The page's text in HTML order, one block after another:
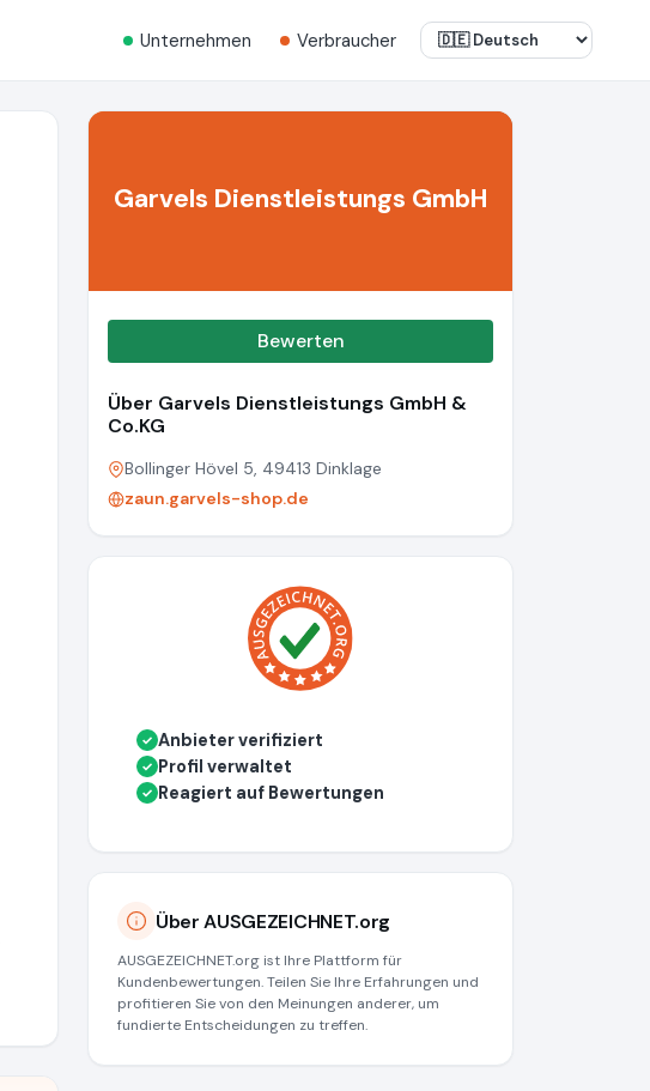
Unternehmen Verbraucher
Garvels Dienstleistungs GmbH
Bewerten
Über Garvels Dienstleistungs GmbH &
Co.KG
Bollinger Hövel 5, 49413 Dinklage
zaun.garvels-shop.de
✓ Anbieter verifiziert
✓ Profil verwaltet
✓ Reagiert auf Bewertungen
Über AUSGEZEICHNET.org
AUSGEZEICHNET.org ist Ihre Plattform für
Kundenbewertungen. Teilen Sie Ihre Erfahrungen und
profitieren Sie von den Meinungen anderer, um
fundierte Entscheidungen zu treffen.